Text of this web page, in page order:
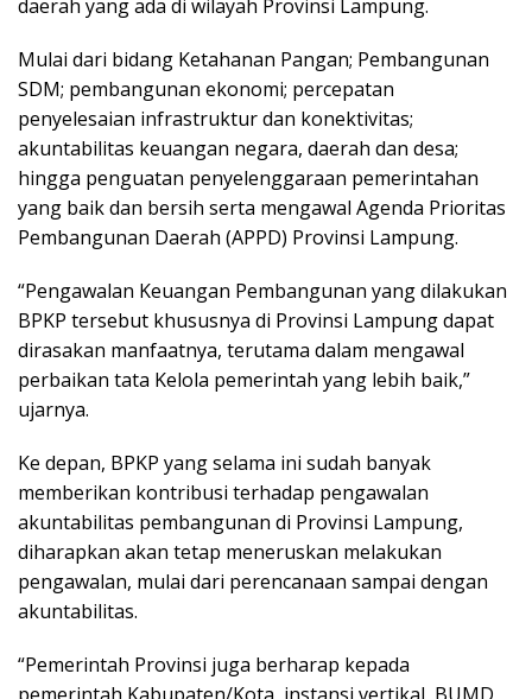
daerah yang ada di wilayah Provinsi Lampung.
Mulai dari bidang Ketahanan Pangan; Pembangunan
SDM; pembangunan ekonomi; percepatan
penyelesaian infrastruktur dan konektivitas;
akuntabilitas keuangan negara, daerah dan desa;
hingga penguatan penyelenggaraan pemerintahan
yang baik dan bersih serta mengawal Agenda Prioritas
Pembangunan Daerah (APPD) Provinsi Lampung.
“Pengawalan Keuangan Pembangunan yang dilakukan
BPKP tersebut khususnya di Provinsi Lampung dapat
dirasakan manfaatnya, terutama dalam mengawal
perbaikan tata Kelola pemerintah yang lebih baik,”
ujarnya.
Ke depan, BPKP yang selama ini sudah banyak
memberikan kontribusi terhadap pengawalan
akuntabilitas pembangunan di Provinsi Lampung,
diharapkan akan tetap meneruskan melakukan
pengawalan, mulai dari perencanaan sampai dengan
akuntabilitas.
“Pemerintah Provinsi juga berharap kepada